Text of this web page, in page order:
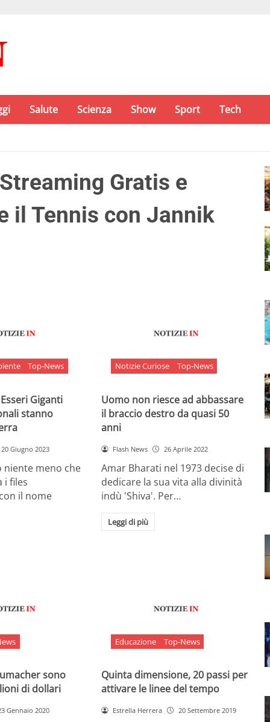
Salute Scienza Show Sport Tech
Gratis e
il Tennis con Jannik
Top-News
Giganti
stanno
20 Giugno 2023
niente meno che
i files
il nome
Notizie Curiose Top-News
Uomo non riesce ad abbassare
il braccio destro da quasi 50
anni
Flash News 26 Aprile 2022
Amar Bharati nel 1973 decise di
dedicare la sua vita alla divinità
indù 'Shiva'. Per…
Leggi di più
sono
di dollari
Gennaio 2020
Educazione Top-News
Quinta dimensione, 20 passi per
attivare le linee del tempo
Estrella Herrera 20 Settembre 2019